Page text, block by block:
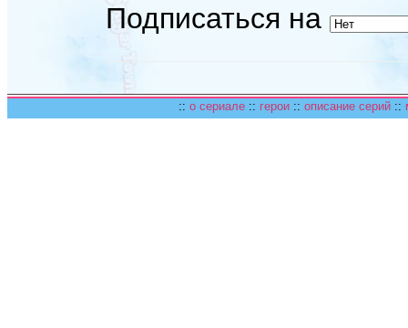
Подписаться на
:: о сериале :: герои :: описание серий ::